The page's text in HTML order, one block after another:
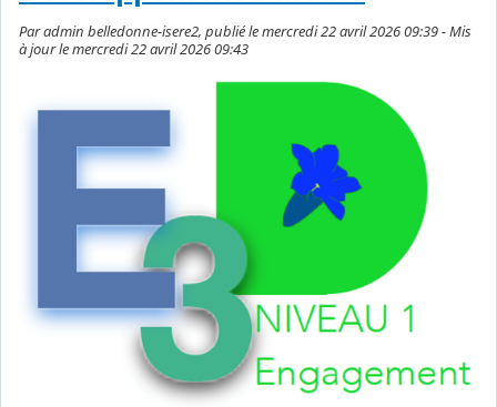
Par admin belledonne-isere2, publié le mercredi 22 avril 2026 09:39 - Mis
à jour le mercredi 22 avril 2026 09:43